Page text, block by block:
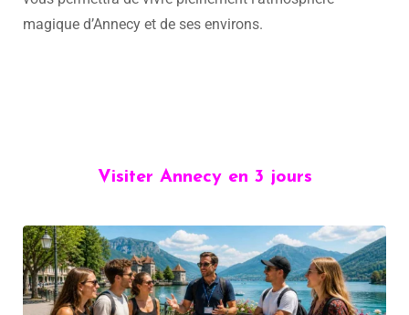
magique d’Annecy et de ses environs.
Visiter Annecy en 3 jours